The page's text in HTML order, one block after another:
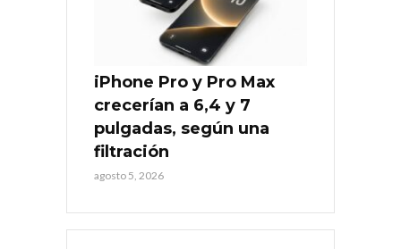
iPhone Pro y Pro Max
crecerían a 6,4 y 7
pulgadas, según una
filtración
agosto 5, 2026